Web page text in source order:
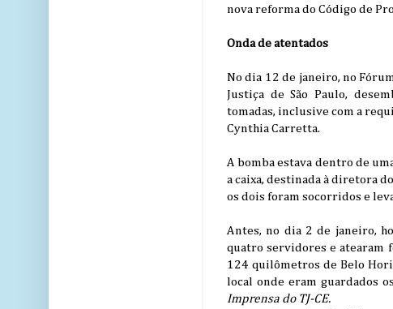
nova reforma do Código de
Onda de atentados
No dia 12 de janeiro, no
Justiça de São Paulo,
tomadas, inclusive com a
Cynthia Carretta.
A bomba estava dentro de
a caixa, destinada à diretora
os dois foram socorridos e
Antes, no dia 2 de janeiro,
quatro servidores e atearam
124 quilômetros de Belo
local onde eram guardados
Imprensa do TJ-CE.